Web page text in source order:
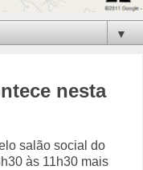
▼
nesta
salão social do
às 11h30 mais